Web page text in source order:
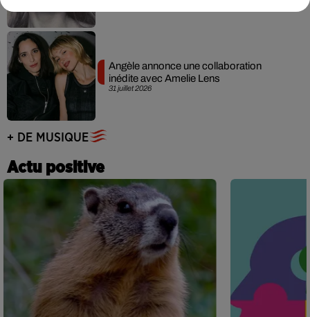
31 juillet 2026
Angèle annonce une collaboration
inédite avec Amelie Lens
+ DE MUSIQUE
Actu positive